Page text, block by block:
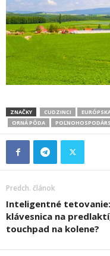
ZNAČKY CUDZINCI
ORNÁ PÔDA
Predch. článok
Inteligentné tetovanie:
klávesnica na
touchpad na kolene?